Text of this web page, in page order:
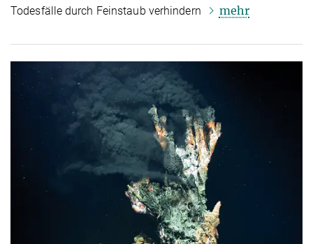
Todesfälle durch Feinstaub verhindern
mehr